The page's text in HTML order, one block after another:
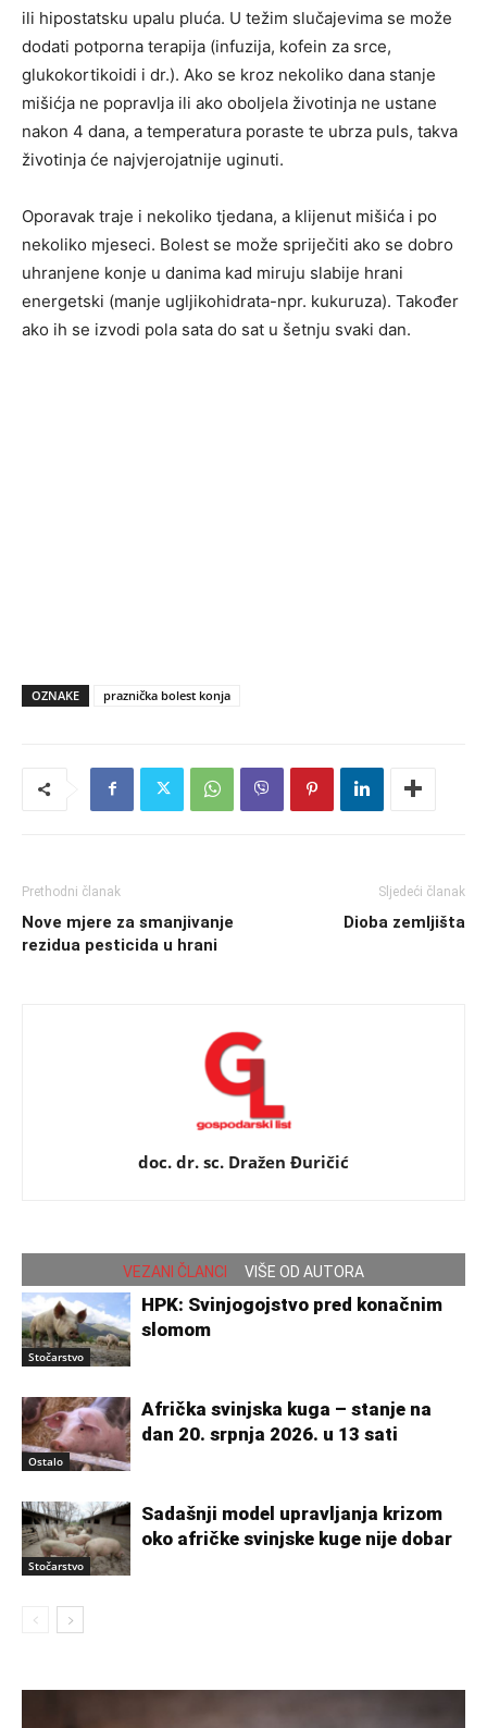
ili hipostatsku upalu pluća. U težim slučajevima se može
dodati potporna terapija (infuzija, kofein za srce,
glukokortikoidi i dr.). Ako se kroz nekoliko dana stanje
mišićja ne popravlja ili ako oboljela životinja ne ustane
nakon 4 dana, a temperatura poraste te ubrza puls, takva
životinja će najvjerojatnije uginuti.
Oporavak traje i nekoliko tjedana, a klijenut mišića i po
nekoliko mjeseci. Bolest se može spriječiti ako se dobro
uhranjene konje u danima kad miruju slabije hrani
energetski (manje ugljikohidrata-npr. kukuruza). Također
ako ih se izvodi pola sata do sat u šetnju svaki dan.
OZNAKE praznička bolest konja
Prethodni članak
Nove mjere za smanjivanje
rezidua pesticida u hrani
Sljedeći članak
Dioba zemljišta
doc. dr. sc. Dražen Đuričić
VEZANI ČLANCI VIŠE OD AUTORA
Stočarstvo
HPK: Svinjogojstvo pred konačnim
slomom
Ostalo
Afrička svinjska kuga – stanje na
dan 20. srpnja 2026. u 13 sati
Stočarstvo
Sadašnji model upravljanja krizom
oko afričke svinjske kuge nije dobar